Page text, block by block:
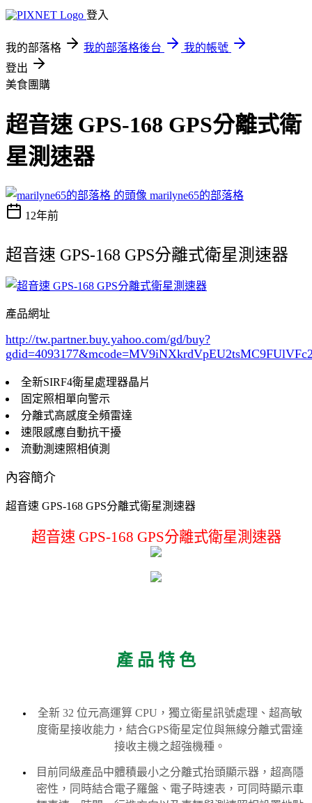
登入
我的部落格 我的部落格後台
我的帳號
登出
美食團購
超音速 GPS-168 GPS分離式衛
星測速器
marilyne65的部落格
12年前
超音速 GPS-168 GPS分離式衛星測速器
產品網址
http://tw.partner.buy.yahoo.com/gd/buy?
gdid=4093177
全新SIRF4衛星處理器晶片
固定照相單向警示
分離式高感度全頻雷達
速限感應自動抗干擾
流動測速照相偵測
內容簡介
超音速 GPS-168 GPS分離式衛星測速器
超音速 GPS-168 GPS分離式衛星測速器
產 品 特 色
全新 32 位元高運算 CPU，獨立衛星訊號處理、超高敏
度衛星接收能力，結合GPS衛星定位與無線分離式雷達
接收主機之超強機種。
目前同級產品中體積最小之分離式抬頭顯示器，超高隱
密性，同時結合電子羅盤、電子時速表，可同時顯示車